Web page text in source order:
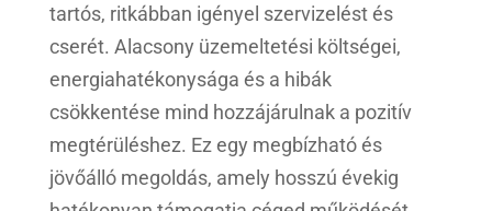
tartós, ritkábban igényel szervizelést és
cserét. Alacsony üzemeltetési költségei,
energiahatékonysága és a hibák
csökkentése mind hozzájárulnak a pozitív
megtérüléshez. Ez egy megbízható és
jövőálló megoldás, amely hosszú évekig